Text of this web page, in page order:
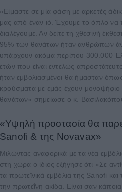
«Είμαστε σε μία φάση με αρκετές
μας από έναν ιό. Έχουμε το όπλο να
διαλέγουμε. Αν δείτε τη χθεσινή
95% των θανάτων ήταν ανθρώπων
υπάρχουν ακόμα περίπου 300.000
ετών που είναι εντελώς
ήταν εμβολιασμένοι θα ήμασταν
κρούσματα με εμάς έχουν
θανάτων» σημείωσε ο κ.
«Υψηλή προστασία θα
Sanofi & της Novavax»
Μιλώντας αναφορικά με τα νέα
στη χώρα ο ίδιος εξήγησε ότι «Σε
τα πρωτεϊνικά εμβόλια της Sanofi
την πρωτεΐνη ακίδα. Είναι σαν